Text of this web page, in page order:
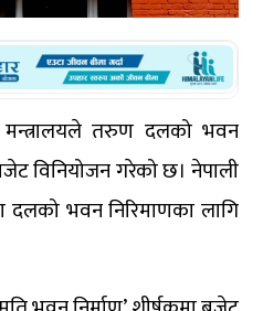
मन्त्रालयले तरुण दलको भवन
विनियोजन गरेको छ। नेपाली
भवन निरिमाणका लागि